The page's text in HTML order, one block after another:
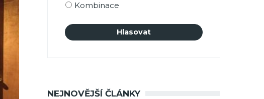
Kombinace
NEJNOVĚJŠÍ ČLÁNKY